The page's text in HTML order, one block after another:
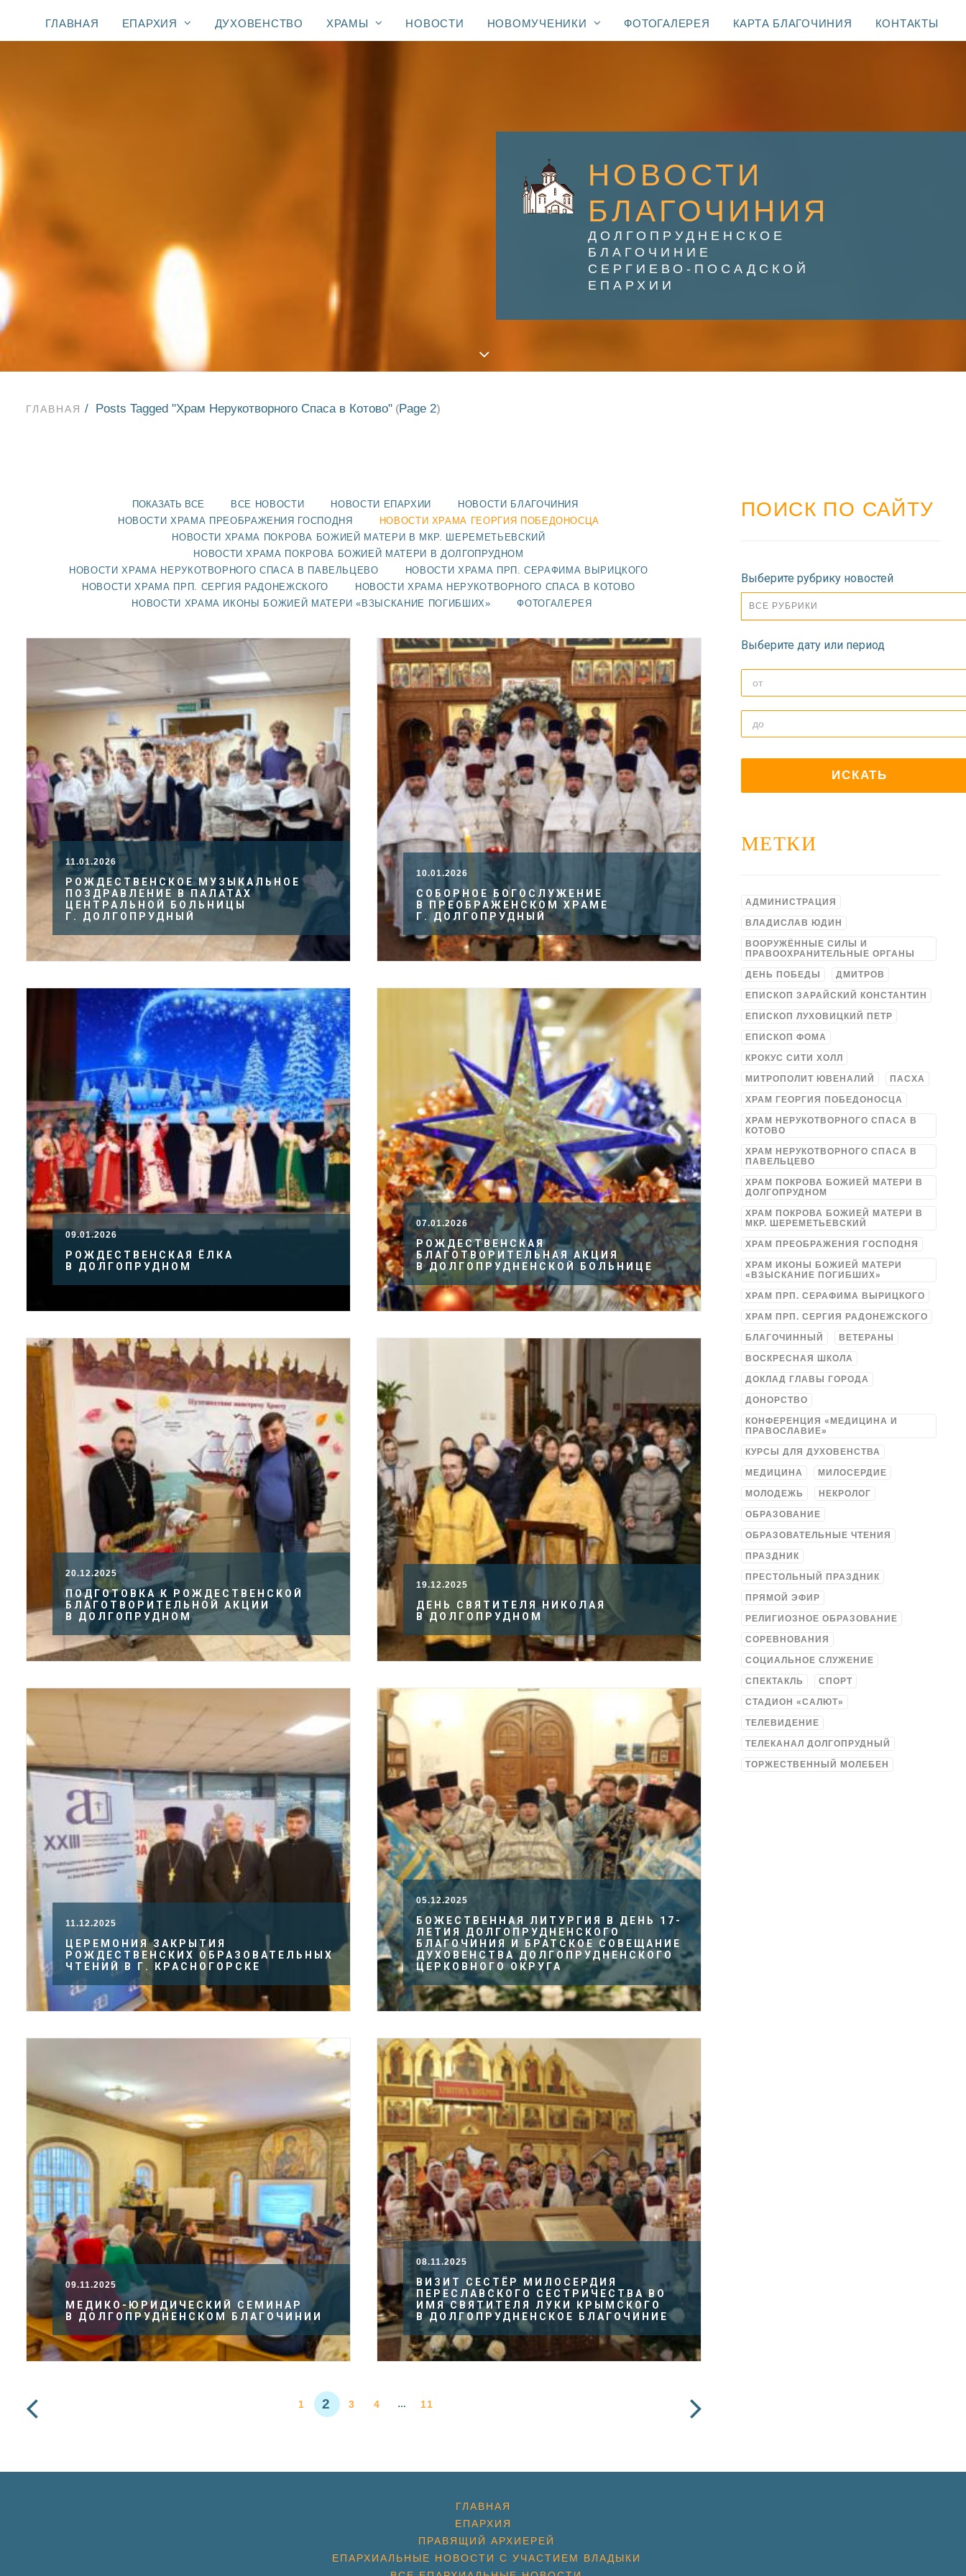
ГЛАВНАЯ ЕПАРХИЯ ДУХОВЕНСТВО ХРАМЫ НОВОСТИ НОВОМУЧЕНИКИ ФОТОГАЛЕРЕЯ КАРТА БЛАГОЧИНИЯ КОНТАКТЫ
НОВОСТИ
БЛАГОЧИНИЯ
ДОЛГОПРУДНЕНСКОЕ
БЛАГОЧИНИЕ
СЕРГИЕВО-ПОСАДСКОЙ
ЕПАРХИИ
ГЛАВНАЯ Posts Tagged "Храм Нерукотворного Спаса в Котово" (Page 2)
ПОКАЗАТЬ ВСЕ ВСЕ НОВОСТИ НОВОСТИ ЕПАРХИИ
НОВОСТИ БЛАГОЧИНИЯ
НОВОСТИ ХРАМА ПРЕОБРАЖЕНИЯ ГОСПОДНЯ
НОВОСТИ ХРАМА ГЕОРГИЯ ПОБЕДОНОСЦА
НОВОСТИ ХРАМА ПОКРОВА БОЖИЕЙ МАТЕРИ В МКР. ШЕРЕМЕТЬЕВСКИЙ
НОВОСТИ ХРАМА ПОКРОВА БОЖИЕЙ МАТЕРИ В ДОЛГОПРУДНОМ
НОВОСТИ ХРАМА НЕРУКОТВОРНОГО СПАСА В ПАВЕЛЬЦЕВО
НОВОСТИ ХРАМА ПРП. СЕРАФИМА ВЫРИЦКОГО
НОВОСТИ ХРАМА ПРП. СЕРГИЯ РАДОНЕЖСКОГО
НОВОСТИ ХРАМА НЕРУКОТВОРНОГО СПАСА В КОТОВО
НОВОСТИ ХРАМА ИКОНЫ БОЖИЕЙ МАТЕРИ «ВЗЫСКАНИЕ ПОГИБШИХ»
ФОТОГАЛЕРЕЯ
11.01.2026
РОЖДЕСТВЕНСКОЕ МУЗЫКАЛЬНОЕ
ПОЗДРАВЛЕНИЕ В ПАЛАТАХ
ЦЕНТРАЛЬНОЙ БОЛЬНИЦЫ
Г. ДОЛГОПРУДНЫЙ
10.01.2026
СОБОРНОЕ БОГОСЛУЖЕНИЕ
В ПРЕОБРАЖЕНСКОМ ХРАМЕ
Г. ДОЛГОПРУДНЫЙ
09.01.2026
РОЖДЕСТВЕНСКАЯ ЁЛКА
В ДОЛГОПРУДНОМ
07.01.2026
РОЖДЕСТВЕНСКАЯ
БЛАГОТВОРИТЕЛЬНАЯ АКЦИЯ
В ДОЛГОПРУДНЕНСКОЙ БОЛЬНИЦЕ
20.12.2025
ПОДГОТОВКА К РОЖДЕСТВЕНСКОЙ
БЛАГОТВОРИТЕЛЬНОЙ АКЦИИ
В ДОЛГОПРУДНОМ
19.12.2025
ДЕНЬ СВЯТИТЕЛЯ НИКОЛАЯ
В ДОЛГОПРУДНОМ
11.12.2025
ЦЕРЕМОНИЯ ЗАКРЫТИЯ
РОЖДЕСТВЕНСКИХ ОБРАЗОВАТЕЛЬНЫХ
ЧТЕНИЙ В Г. КРАСНОГОРСКЕ
05.12.2025
БОЖЕСТВЕННАЯ ЛИТУРГИЯ В ДЕНЬ 17-
ЛЕТИЯ ДОЛГОПРУДНЕНСКОГО
БЛАГОЧИНИЯ И БРАТСКОЕ СОВЕЩАНИЕ
ДУХОВЕНСТВА ДОЛГОПРУДНЕНСКОГО
ЦЕРКОВНОГО ОКРУГА
09.11.2025
МЕДИКО-ЮРИДИЧЕСКИЙ СЕМИНАР
В ДОЛГОПРУДНЕНСКОМ БЛАГОЧИНИИ
08.11.2025
ВИЗИТ СЕСТЁР МИЛОСЕРДИЯ
ПЕРЕСЛАВСКОГО СЕСТРИЧЕСТВА ВО
ИМЯ СВЯТИТЕЛЯ ЛУКИ КРЫМСКОГО
В ДОЛГОПРУДНЕНСКОЕ БЛАГОЧИНИЕ
1 2 3 4 … 11
ПОИСК ПО САЙТУ
Выберите рубрику новостей
ВСЕ РУБРИКИ
Выберите дату или период
МЕТКИ
АДМИНИСТРАЦИЯ
ВЛАДИСЛАВ ЮДИН
ВООРУЖЁННЫЕ СИЛЫ И
ПРАВООХРАНИТЕЛЬНЫЕ ОРГАНЫ
ДЕНЬ ПОБЕДЫ ДМИТРОВ
ЕПИСКОП ЗАРАЙСКИЙ КОНСТАНТИН
ЕПИСКОП ЛУХОВИЦКИЙ ПЕТР
ЕПИСКОП ФОМА
КРОКУС СИТИ ХОЛЛ
МИТРОПОЛИТ ЮВЕНАЛИЙ ПАСХА
ХРАМ ГЕОРГИЯ ПОБЕДОНОСЦА
ХРАМ НЕРУКОТВОРНОГО СПАСА В
КОТОВО
ХРАМ НЕРУКОТВОРНОГО СПАСА В
ПАВЕЛЬЦЕВО
ХРАМ ПОКРОВА БОЖИЕЙ МАТЕРИ В
ДОЛГОПРУДНОМ
ХРАМ ПОКРОВА БОЖИЕЙ МАТЕРИ В
МКР. ШЕРЕМЕТЬЕВСКИЙ
ХРАМ ПРЕОБРАЖЕНИЯ ГОСПОДНЯ
ХРАМ ИКОНЫ БОЖИЕЙ МАТЕРИ
«ВЗЫСКАНИЕ ПОГИБШИХ»
ХРАМ ПРП. СЕРАФИМА ВЫРИЦКОГО
ХРАМ ПРП. СЕРГИЯ РАДОНЕЖСКОГО
БЛАГОЧИННЫЙ ВЕТЕРАНЫ
ВОСКРЕСНАЯ ШКОЛА
ДОКЛАД ГЛАВЫ ГОРОДА
ДОНОРСТВО
КОНФЕРЕНЦИЯ «МЕДИЦИНА И
ПРАВОСЛАВИЕ»
КУРСЫ ДЛЯ ДУХОВЕНСТВА
МЕДИЦИНА МИЛОСЕРДИЕ
МОЛОДЕЖЬ НЕКРОЛОГ
ОБРАЗОВАНИЕ
ОБРАЗОВАТЕЛЬНЫЕ ЧТЕНИЯ
ПРАЗДНИК
ПРЕСТОЛЬНЫЙ ПРАЗДНИК
ПРЯМОЙ ЭФИР
РЕЛИГИОЗНОЕ ОБРАЗОВАНИЕ
СОРЕВНОВАНИЯ
СОЦИАЛЬНОЕ СЛУЖЕНИЕ
СПЕКТАКЛЬ СПОРТ
СТАДИОН «САЛЮТ»
ТЕЛЕВИДЕНИЕ
ТЕЛЕКАНАЛ ДОЛГОПРУДНЫЙ
ТОРЖЕСТВЕННЫЙ МОЛЕБЕН
ГЛАВНАЯ
ЕПАРХИЯ
ПРАВЯЩИЙ АРХИЕРЕЙ
ЕПАРХИАЛЬНЫЕ НОВОСТИ С УЧАСТИЕМ ВЛАДЫКИ